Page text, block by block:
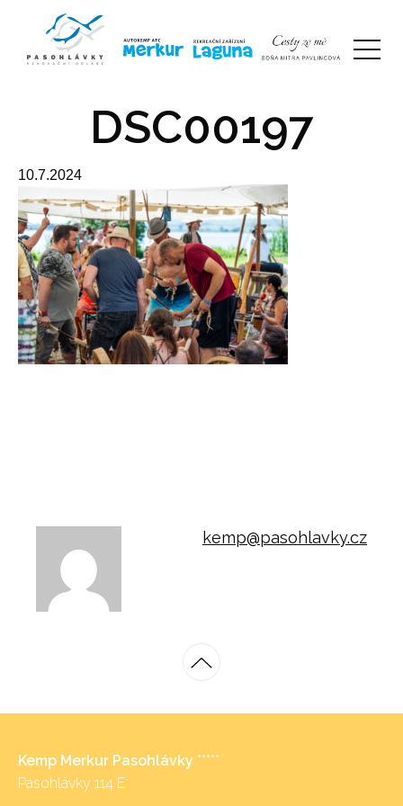
DSC00197
10.7.2024
kemp@pasohlavky.cz
Kemp Merkur Pasohlávky *****
Pasohlávky 114 E